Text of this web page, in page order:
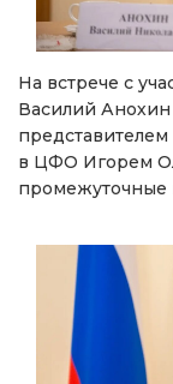
На встрече с
Василий
в ЦФО Игорем
промежуточные